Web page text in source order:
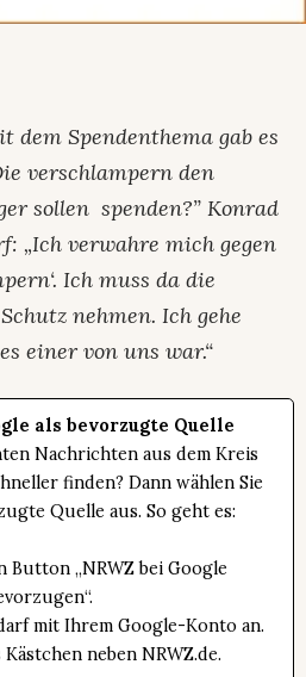
dem Spendenthema gab es
verschlampern den
sollen spenden?” Konrad
„Ich verwahre mich gegen
Ich muss da die
nehmen. Ich gehe
einer von uns war.“
als bevorzugte Quelle
Nachrichten aus dem Kreis
finden? Dann wählen Sie
Quelle aus. So geht es:
Button „NRWZ bei Google
mit Ihrem Google-Konto an.
neben NRWZ.de.